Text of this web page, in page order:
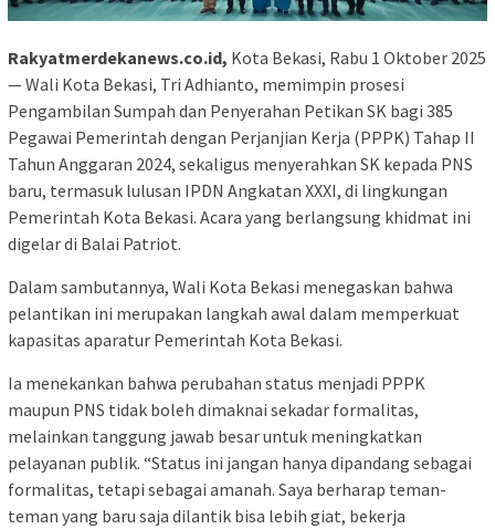
Rakyatmerdekanews.co.id, Kota Bekasi, Rabu 1 Oktober 2025
— Wali Kota Bekasi, Tri Adhianto, memimpin prosesi
Pengambilan Sumpah dan Penyerahan Petikan SK bagi 385
Pegawai Pemerintah dengan Perjanjian Kerja (PPPK) Tahap II
Tahun Anggaran 2024, sekaligus menyerahkan SK kepada PNS
baru, termasuk lulusan IPDN Angkatan XXXI, di lingkungan
Pemerintah Kota Bekasi. Acara yang berlangsung khidmat ini
digelar di Balai Patriot.
Dalam sambutannya, Wali Kota Bekasi menegaskan bahwa
pelantikan ini merupakan langkah awal dalam memperkuat
kapasitas aparatur Pemerintah Kota Bekasi.
Ia menekankan bahwa perubahan status menjadi PPPK
maupun PNS tidak boleh dimaknai sekadar formalitas,
melainkan tanggung jawab besar untuk meningkatkan
pelayanan publik. “Status ini jangan hanya dipandang sebagai
formalitas, tetapi sebagai amanah. Saya berharap teman-
teman yang baru saja dilantik bisa lebih giat, bekerja